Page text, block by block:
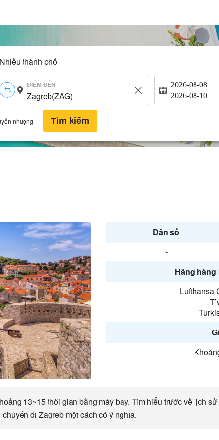
Nhiều thành phố
ĐIỂM ĐẾN 2026-08-08
2026-08-10
nhượng Tìm kiếm
Dân số
-
Hãng
Lufthansa
13~15 thời gian bằng máy bay. Tìm hiểu trước về lịch
đi Zagreb một cách có ý nghĩa.